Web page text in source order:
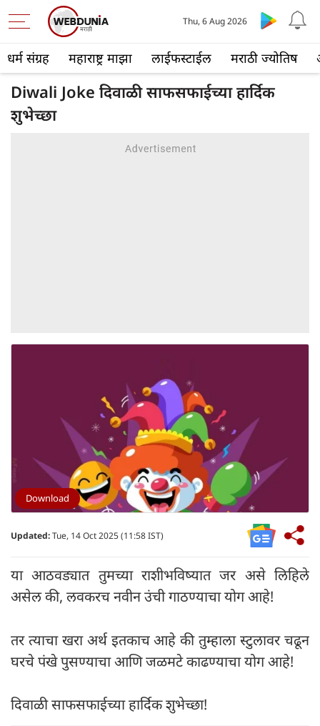
धर्म संग्रह महाराष्ट्र माझा लाईफस्टाईल मराठी ज्योतिष
Thu, 6 Aug 2026
Diwali Joke दिवाळी साफसफाईच्या हार्दिक
शुभेच्छा
Download
Updated:Tue, 14 Oct 2025 (11:58 IST)
या आठवड्यात तुमच्या राशीभविष्यात जर असे लिहिले
असेल की, लवकरच नवीन उंची गाठण्याचा योग आहे!
तर त्याचा खरा अर्थ इतकाच आहे की तुम्हाला स्टुलावर चढून
घरचे पंखे पुसण्याचा आणि जळमटे काढण्याचा योग आहे!
दिवाळी साफसफाईच्या हार्दिक शुभेच्छा!